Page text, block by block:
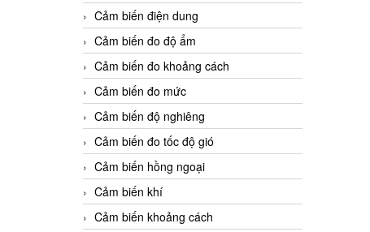
Cảm biến điện dung
Cảm biến đo độ ẩm
Cảm biến đo khoảng cách
Cảm biến đo mức
Cảm biến độ nghiêng
Cảm biến đo tốc độ gió
Cảm biến hồng ngoại
Cảm biến khí
Cảm biến khoảng cách